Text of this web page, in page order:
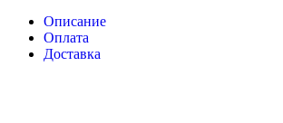
Описание
Оплата
Доставка